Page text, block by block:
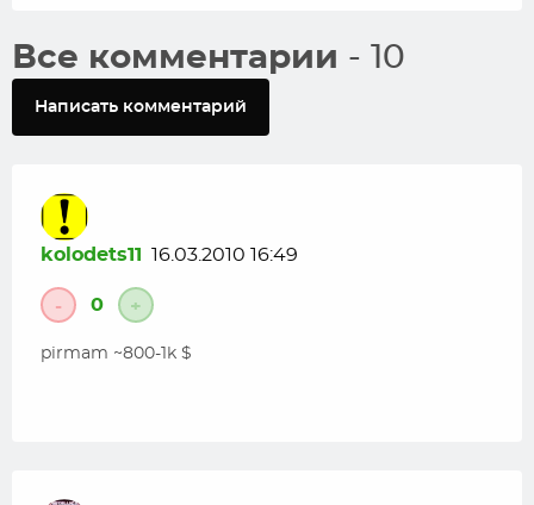
Все комментарии - 10
Написать комментарий
kolodets11 16.03.2010 16:49
- 0 +
pirmam ~800-1k $